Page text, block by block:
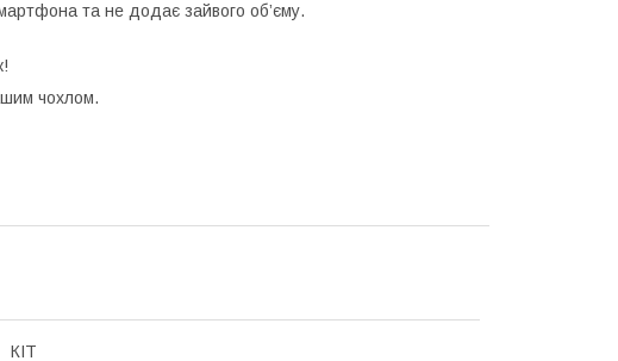
та не додає зайвого об’єму.
чохлом.
КІТ